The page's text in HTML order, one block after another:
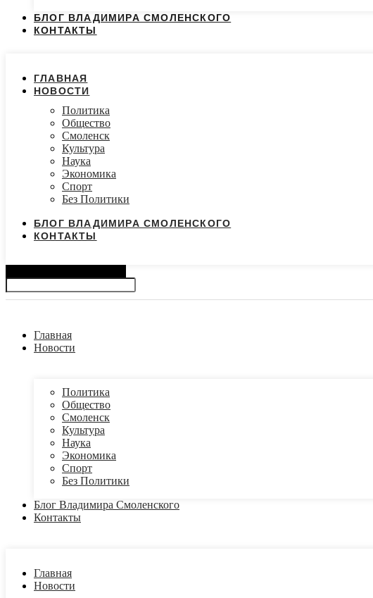
БЛОГ ВЛАДИМИРА СМОЛЕНСКОГО
КОНТАКТЫ
ГЛАВНАЯ
НОВОСТИ
Политика
Общество
Смоленск
Культура
Наука
Экономика
Спорт
Без Политики
БЛОГ ВЛАДИМИРА СМОЛЕНСКОГО
КОНТАКТЫ
Главная
Новости
Политика
Общество
Смоленск
Культура
Наука
Экономика
Спорт
Без Политики
Блог Владимира Смоленского
Контакты
Главная
Новости